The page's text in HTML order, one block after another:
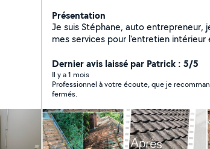
Présentation
Je suis Stéphane, auto entrepreneur,
mes services pour l'entretien
bricolage,. .) Je suis quelqu'un de très polyvalent.
Toujours ponctuel, j'aime le travail bien
la qualité à la quantité. Suivant les travaux effectués, je
peux vous faire profiter du crédit
personne. Au plaisir de vous rendre service !!!
Stéphane.
Dernier avis laissé par Patrick : 5/5
Il y a 1 mois
Professionnel à votre écoute, que je
fermés.